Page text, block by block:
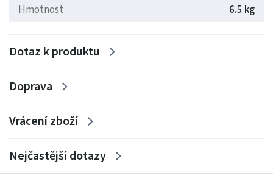
Hmotnost
6.5 kg
Dotaz k produktu
Doprava
Vrácení zboží
Nejčastější dotazy